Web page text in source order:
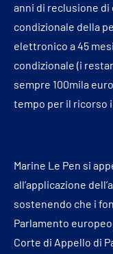
anni di reclusione di
condizionale della
elettronico a 45
condizionale (i
sempre 100mila
tempo per il ricorso
Marine Le Pen si
all’applicazione
sostenendo che i
Parlamento
Corte di Appello di